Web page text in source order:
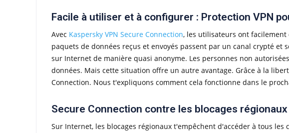
Facile à utiliser et à configurer : Protection VPN
Avec Kaspersky VPN Secure Connection, les utilisateurs ont facilement
paquets de données reçus et envoyés passent par un canal crypté
sur Internet de manière quasi anonyme. Les personnes non
données. Mais cette situation offre un autre avantage. Grâce à la
Connection. Nous t'expliquons comment cela fonctionne dans le
Secure Connection contre les blocages régionaux
Sur Internet, les blocages régionaux t'empêchent d'accéder à tous